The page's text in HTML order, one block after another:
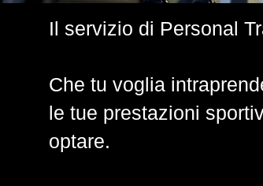
Il servizio di Personal
Che tu voglia
le tue prestazioni
optare.